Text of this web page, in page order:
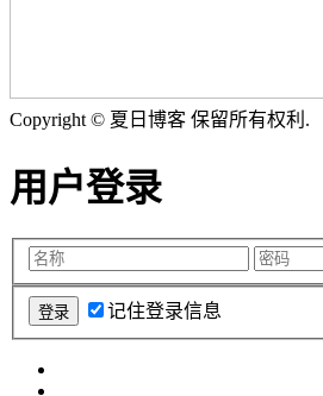
Copyright © 夏日博客 保留所有权利.
用户登录
记住登录信息